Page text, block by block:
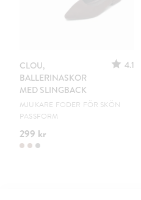
CLOU,
BALLERINASKOR
MED SLINGBACK
4.1
MJUKARE FODER FÖR SKÖN
PASSFORM
299 kr